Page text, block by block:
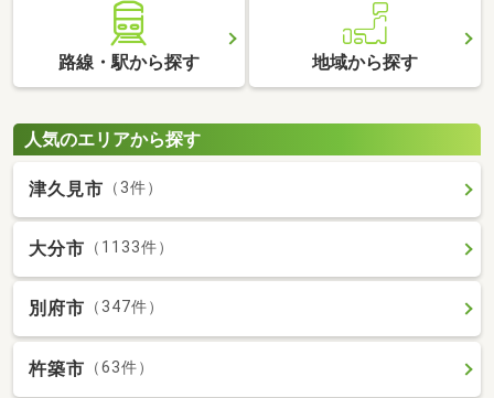
路線・駅から探す 地域から探す
人気のエリアから探す
津久見市 （3件）
大分市 （1133件）
別府市 （347件）
杵築市 （63件）